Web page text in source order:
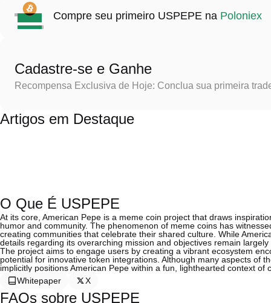
Compre seu primeiro USPEPE na Poloniex
Cadastre-se e Ganhe
Recompensa Exclusiva de Hoje: Conclua sua primeira
Artigos em Destaque
O Que É USPEPE
At its core, American Pepe is a meme coin project that draws
humor and community. The phenomenon of meme coins has
creating communities that celebrate their shared culture. While
details regarding its overarching mission and objectives remain largely
The project aims to engage users by creating a vibrant ecosystem
potential for innovative token integrations. Although many aspects of
implicitly positions American Pepe within a fun, lighthearted context
Whitepaper
X
FAQs sobre USPEPE